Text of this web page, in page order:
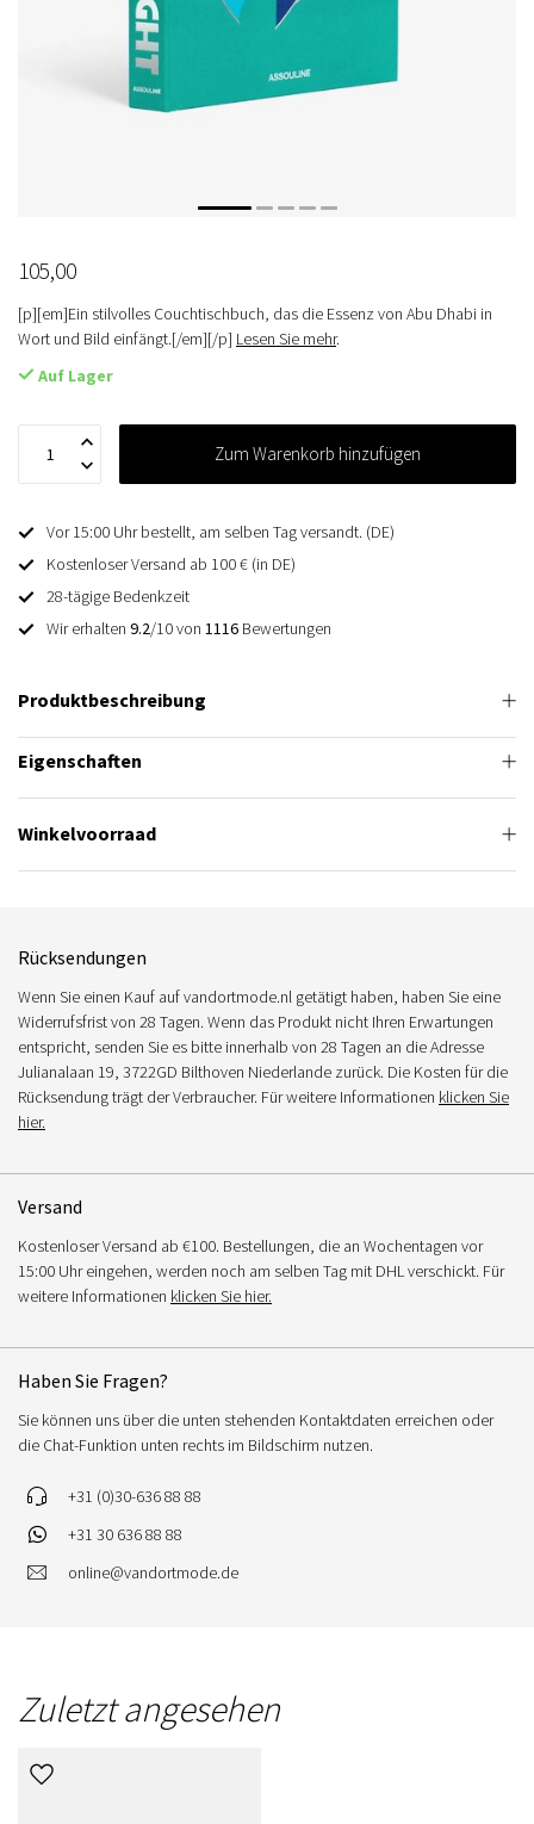
105,00
[p][em]Ein stilvolles Couchtischbuch, das die Essenz von Abu Dhabi in
Wort und Bild einfängt.[/em][/p] Lesen Sie mehr.
Auf Lager
Zum Warenkorb hinzufügen
Vor 15:00 Uhr bestellt, am selben Tag versandt. (DE)
Kostenloser Versand ab 100 € (in DE)
28-tägige Bedenkzeit
Wir erhalten 9.2/10 von 1116 Bewertungen
Produktbeschreibung
Eigenschaften
Winkelvoorraad
Rücksendungen
Wenn Sie einen Kauf auf vandortmode.nl getätigt haben, haben Sie eine
Widerrufsfrist von 28 Tagen. Wenn das Produkt nicht Ihren Erwartungen
entspricht, senden Sie es bitte innerhalb von 28 Tagen an die Adresse
Julianalaan 19, 3722GD Bilthoven Niederlande zurück. Die Kosten für die
Rücksendung trägt der Verbraucher. Für weitere Informationen klicken Sie
hier.
Versand
Kostenloser Versand ab €100. Bestellungen, die an Wochentagen vor
15:00 Uhr eingehen, werden noch am selben Tag mit DHL verschickt. Für
weitere Informationen klicken Sie hier.
Haben Sie Fragen?
Sie können uns über die unten stehenden Kontaktdaten erreichen oder
die Chat-Funktion unten rechts im Bildschirm nutzen.
+31 (0)30-636 88 88
+31 30 636 88 88
online@vandortmode.de
Zuletzt angesehen